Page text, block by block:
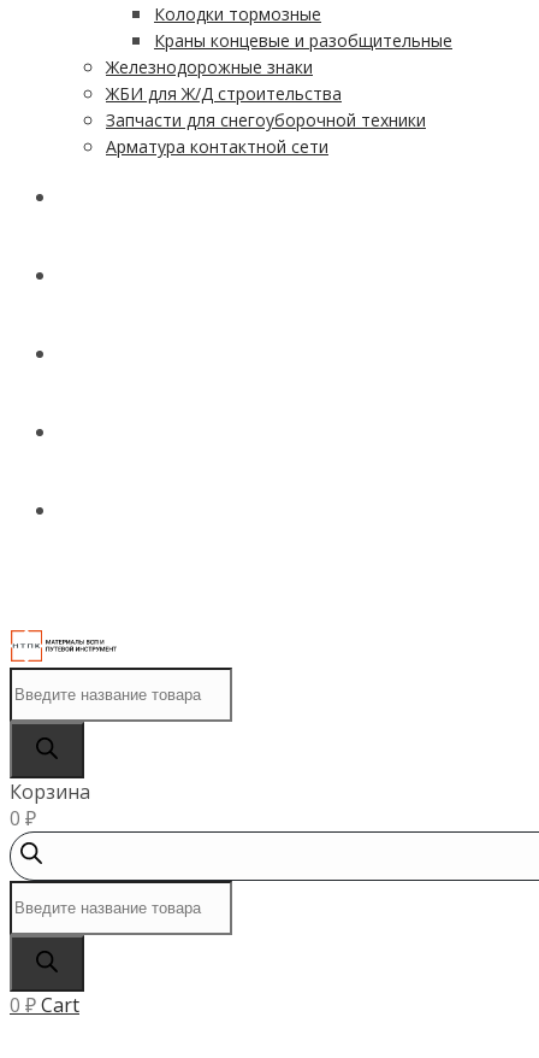
Колодки тормозные
Краны концевые и разобщительные
Железнодорожные знаки
ЖБИ для Ж/Д строительства
Запчасти для снегоуборочной техники
Арматура контактной сети
товаров
Корзина
0 ₽
товаров
0 ₽Cart